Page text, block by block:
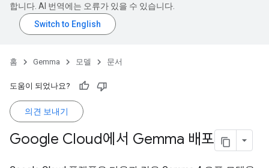
합니다. AI 번역에는 오류가 있을 수 있습니다.
홈 Gemma 모델 문서
도움이 되었나요?
의견 보내기
Google Cloud에서 Gemma 배포